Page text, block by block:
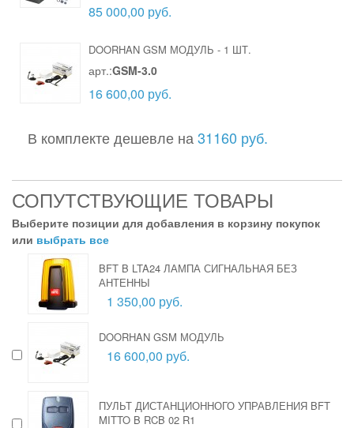
85 000,00 руб.
DOORHAN GSM МОДУЛЬ - 1 ШТ.
арт.:GSM-3.0
16 600,00 руб.
В комплекте дешевле на 31160 руб.
СОПУТСТВУЮЩИЕ ТОВАРЫ
Выберите позиции для добавления в корзину покупок
или выбрать все
BFT B LTA24 ЛАМПА СИГНАЛЬНАЯ БЕЗ
АНТЕННЫ
1 350,00 руб.
DOORHAN GSM МОДУЛЬ
16 600,00 руб.
ПУЛЬТ ДИСТАНЦИОННОГО УПРАВЛЕНИЯ BFT
MITTO B RCB 02 R1